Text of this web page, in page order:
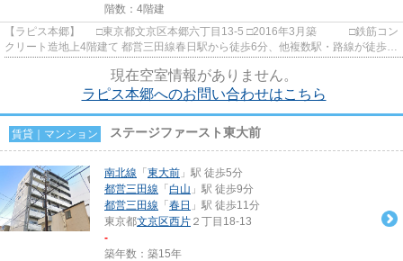
階数：4階建
【ラピス本郷】 □東京都文京区本郷六丁目13-5 □2016年3月築 □鉄筋コン
クリート造地上4階建て 都営三田線春日駅から徒歩6分、他複数駅・路線が徒歩圏
現在空室情報がありません。
ラピス本郷へのお問い合わせはこちら
賃貸｜マンション ステージファースト東大前
南北線 「 東大前 」駅 徒歩5分
都営三田線 「 白山 」駅 徒歩9分
都営三田線 「 春日 」駅 徒歩11分
東京都文京区西片 ２丁目18-13
-
築年数：築15年